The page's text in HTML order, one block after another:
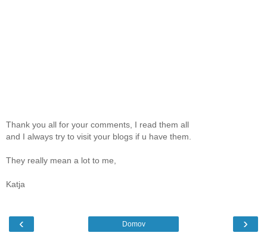
Thank you all for your comments, I read them all
and I always try to visit your blogs if u have them.
They really mean a lot to me,
Katja
‹ ›
Domov